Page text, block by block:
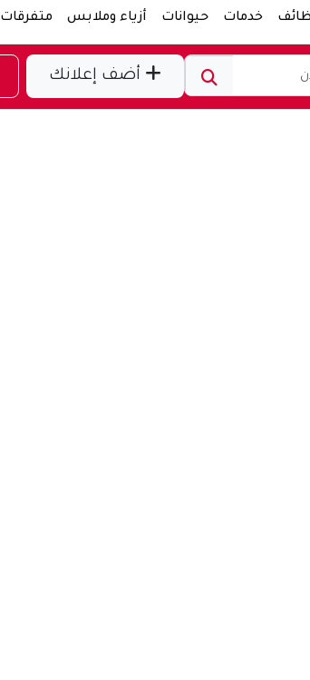
خدمات حيوانات أزياء وملابس متفرقات
أضف إعلانك